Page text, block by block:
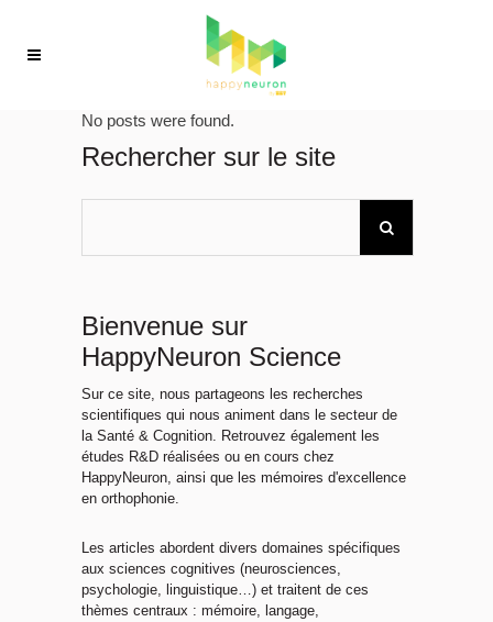
No posts were found.
Rechercher sur le site
Bienvenue sur
HappyNeuron Science
Sur ce site, nous partageons les recherches
scientifiques qui nous animent dans le secteur de
la Santé & Cognition. Retrouvez également les
études R&D réalisées ou en cours chez
HappyNeuron, ainsi que les mémoires d'excellence
en orthophonie.
Les articles abordent divers domaines spécifiques
aux sciences cognitives (neurosciences,
psychologie, linguistique…) et traitent de ces
thèmes centraux : mémoire, langage,